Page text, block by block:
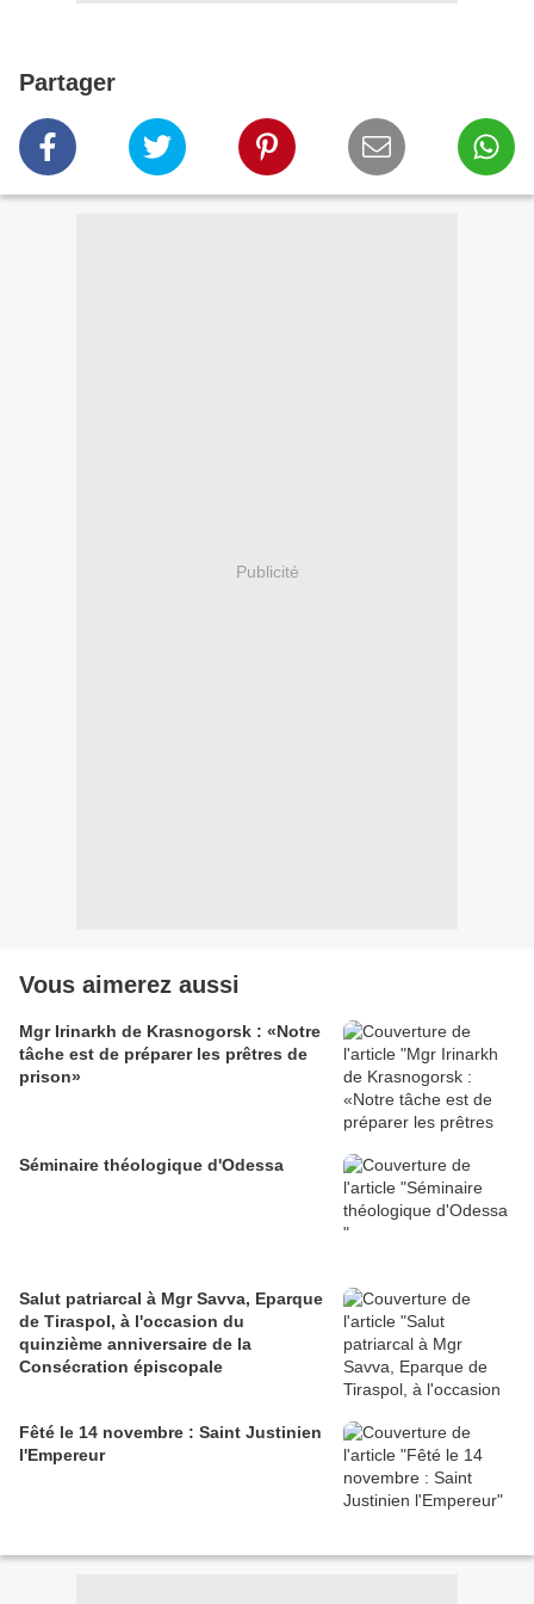
Partager
Publicité
Vous aimerez aussi
Mgr Irinarkh de Krasnogorsk : «Notre
tâche est de préparer les prêtres de
prison»
Séminaire théologique d'Odessa
Salut patriarcal à Mgr Savva, Eparque
de Tiraspol, à l'occasion du
quinzième anniversaire de la
Consécration épiscopale
Fêté le 14 novembre : Saint Justinien
l'Empereur